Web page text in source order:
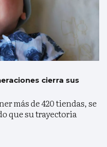
cierra sus
más de 420 tiendas, se
que su trayectoria